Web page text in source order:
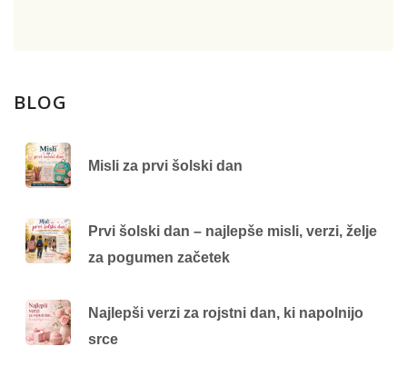
BLOG
Misli za prvi šolski dan
Prvi šolski dan – najlepše misli, verzi, želje
za pogumen začetek
Najlepši verzi za rojstni dan, ki napolnijo
srce